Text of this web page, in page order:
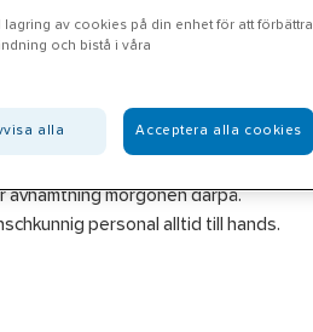
El, VVS, Ventilation, Isolering,
avhämtning morgonen därpå.
personal alltid till hands.
av cookies på din enhet för att förbättra
och bistå i våra
alla Acceptera alla cookies